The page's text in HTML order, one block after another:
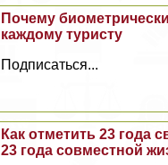
Почему
каждому туристу
Подписаться...
Как отметить 23 года
23 года совместной